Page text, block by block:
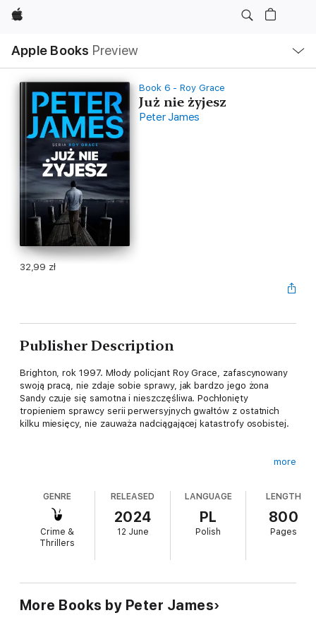
Apple
Apple Books Preview
Nav
Open
Menu
Book 6 - Roy Grace
Już nie żyjesz
Peter James
32,99 zł
Publisher Description
Brighton, rok 1997. Młody policjant Roy Grace, zafascynowany
swoją pracą, nie zdaje sobie sprawy, jak bardzo jego żona
Sandy czuje się samotna i nieszczęśliwa. Pochłonięty
tropieniem sprawcy serii perwersyjnych gwałtów z ostatnich
kilku miesięcy, nie zauważa nadciągającej katastrofy osobistej.
dziewięciu laty w tajemniczych okolicznościach. Kieruje
dochodzeniem w sprawie tajemniczego gwałciciela fetyszysty,
który atakuje kobiety w markowych szpilkach. Analizując
psychologiczny profil przestępcy powraca do nigdy
---
more
GENRE
Crime &
Thrillers
RELEASED
2024
12 June
LANGUAGE
PL
Polish
LENGTH
800
Pages
More Books by Peter James